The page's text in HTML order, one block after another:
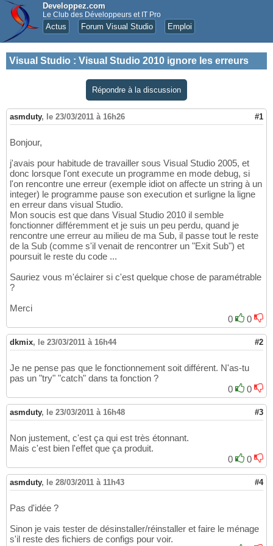
Developpez.com
Le Club des Développeurs et IT Pro
Actus Forum Visual Studio Emploi
Visual Studio : Visual Studio 2010 ignore les erreurs
Répondre à la discussion
asmduty, le 23/03/2011 à 16h26 #1
Bonjour,
j'avais pour habitude de travailler sous Visual Studio 2005, et
donc lorsque l'ont execute un programme en mode debug, si
l'on rencontre une erreur (exemple idiot on affecte un string à un
integer) le programme pause son execution et surligne la ligne
en erreur dans visual Studio.
Mon soucis est que dans Visual Studio 2010 il semble
fonctionner différemment et je suis un peu perdu, quand je
rencontre une erreur au milieu de ma Sub, il passe tout le reste
de la Sub (comme s'il venait de rencontrer un "Exit Sub") et
poursuit le reste du code ...
Sauriez vous m'éclairer si c'est quelque chose de paramétrable
?
Merci
0
0
dkmix, le 23/03/2011 à 16h44 #2
Je ne pense pas que le fonctionnement soit différent. N'as-tu
pas un "try" "catch" dans ta fonction ?
0
0
asmduty, le 23/03/2011 à 16h48 #3
Non justement, c'est ça qui est très étonnant.
Mais c'est bien l'effet que ça produit.
0
0
asmduty, le 28/03/2011 à 11h43 #4
Pas d'idée ?
Sinon je vais tester de désinstaller/réinstaller et faire le ménage
s'il reste des fichiers de configs pour voir.